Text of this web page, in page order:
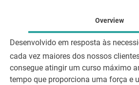
Overview
Desenvolvido em resposta às
cada vez maiores dos nossos
consegue atingir um curso máximo
tempo que proporciona uma força e